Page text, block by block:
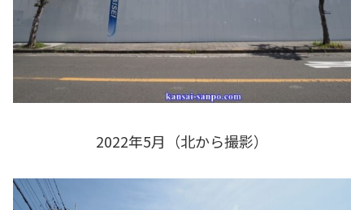
2022年5月（北から撮影）